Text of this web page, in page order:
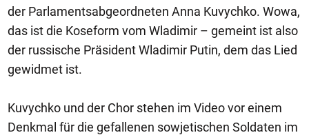
der Parlamentsabgeordneten Anna Kuvychko. Wowa,
das ist die Koseform vom Wladimir – gemeint ist also
der russische Präsident Wladimir Putin, dem das Lied
gewidmet ist.
Kuvychko und der Chor stehen im Video vor einem
Denkmal für die gefallenen sowjetischen Soldaten im